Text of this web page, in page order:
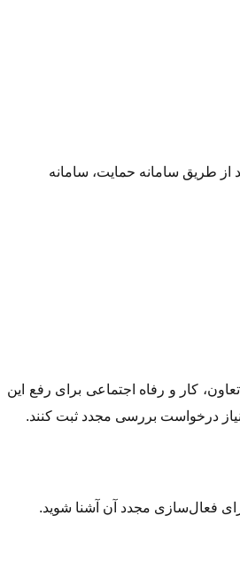
از طریق سامانه حمایت، سامانه
کار و رفاه اجتماعی برای رفع این
درخواست بررسی مجدد ثبت کنند.
فعال‌سازی مجدد آن آشنا شوید.